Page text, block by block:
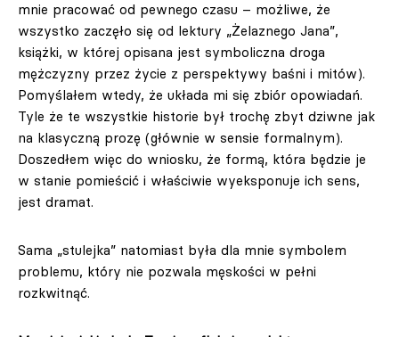
mnie pracować od pewnego czasu – możliwe, że
wszystko zaczęło się od lektury „Żelaznego Jana”,
książki, w której opisana jest symboliczna droga
mężczyzny przez życie z perspektywy baśni i mitów).
Pomyślałem wtedy, że układa mi się zbiór opowiadań.
Tyle że te wszystkie historie był trochę zbyt dziwne jak
na klasyczną prozę (głównie w sensie formalnym).
Doszedłem więc do wniosku, że formą, która będzie je
w stanie pomieścić i właściwie wyeksponuje ich sens,
jest dramat.
Sama „stulejka” natomiast była dla mnie symbolem
problemu, który nie pozwala męskości w pełni
rozkwitnąć.